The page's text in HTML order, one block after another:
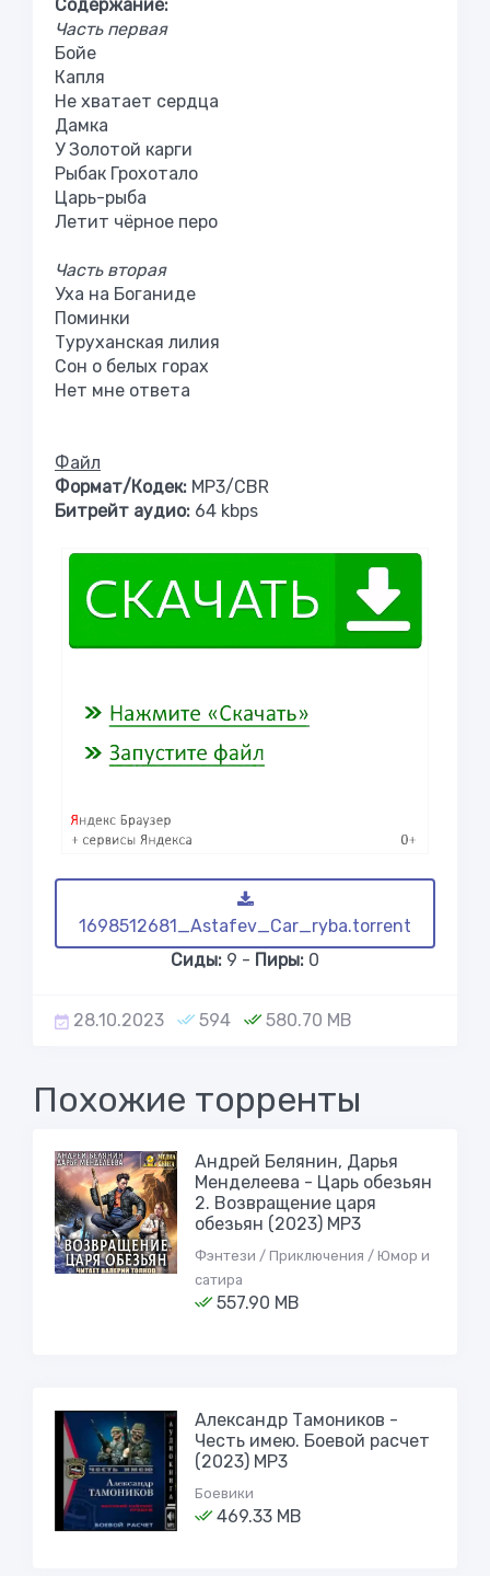
Содержание:
Часть первая
Бойе
Капля
Не хватает сердца
Дамка
У Золотой карги
Рыбак Грохотало
Царь-рыба
Летит чёрное перо
Часть вторая
Уха на Боганиде
Поминки
Туруханская лилия
Сон о белых горах
Нет мне ответа
Файл
Формат/Кодек: MP3/CBR
Битрейт аудио: 64 kbps
1698512681_Astafev_Car_ryba.torrent
Сиды: 9 - Пиры: 0
28.10.2023 594 580.70 MB
Похожие торренты
Андрей Белянин, Дарья
Менделеева - Царь обезьян
2. Возвращение царя
обезьян (2023) MP3
Фэнтези / Приключения / Юмор и
сатира
557.90 MB
Александр Тамоников -
Честь имею. Боевой расчет
(2023) МР3
Боевики
469.33 MB